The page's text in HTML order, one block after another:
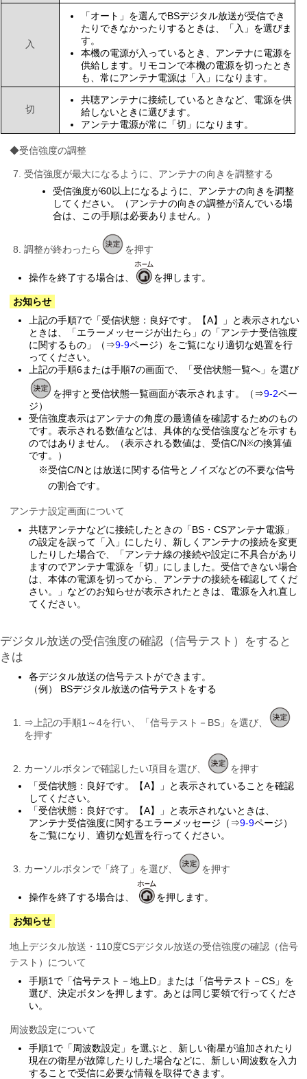
入
「オート」を選んでBSデジタル放送が受信でき
たりできなかったりするときは、「入」を選びま
す。
本機の電源が入っているとき、アンテナに電源を
供給します。リモコンで本機の電源を切ったとき
も、常にアンテナ電源は「入」になります。
切
共聴アンテナに接続しているときなど、電源を供
給しないときに選びます。
アンテナ電源が常に「切」になります。
◆受信強度の調整
受信強度が最大になるように、アンテナの向きを調整する
受信強度が60以上になるように、アンテナの向きを調整
してください。（アンテナの向きの調整が済んでいる場
合は、この手順は必要ありません。）
調整が終わったら を押す
操作を終了する場合は、 を押します。
お知らせ
上記の手順7で「受信状態：良好です。【A】」と表示されない
ときは、「エラーメッセージが出たら」の「アンテナ受信強度
に関するもの」（⇒9-9ページ）をご覧になり適切な処置を行
ってください。
上記の手順6または手順7の画面で、「受信状態一覧へ」を選び
を押すと受信状態一覧画面が表示されます。（⇒9-2ペー
ジ）
受信強度表示はアンテナの角度の最適値を確認するためのもの
です。表示される数値などは、具体的な受信強度などを示すも
のではありません。（表示される数値は、受信C/N※の換算値
です。）
※受信C/Nとは放送に関する信号とノイズなどの不要な信号
の割合です。
アンテナ設定画面について
共聴アンテナなどに接続したときの「BS・CSアンテナ電源」
の設定を誤って「入」にしたり、新しくアンテナの接続を変更
したりした場合で、「アンテナ線の接続や設定に不具合があり
ますのでアンテナ電源を「切」にしました。受信できない場合
は、本体の電源を切ってから、アンテナの接続を確認してくだ
さい。」などのお知らせが表示されたときは、電源を入れ直し
てください。
デジタル放送の受信強度の確認（信号テスト）をすると
きは
各デジタル放送の信号テストができます。
（例） BSデジタル放送の信号テストをする
⇒上記の手順1～4を行い、「信号テスト－BS」を選び、
を押す
カーソルボタンで確認したい項目を選び、
を押す
「受信状態：良好です。【A】」と表示されていることを確認
してください。
「受信状態：良好です。【A】」と表示されないときは、
アンテナ受信強度に関するエラーメッセージ（⇒9-9ページ）
をご覧になり、適切な処置を行ってください。
カーソルボタンで「終了」を選び、 を押す
操作を終了する場合は、 を押します。
お知らせ
地上デジタル放送・110度CSデジタル放送の受信強度の確認（信号
テスト）について
手順1で「信号テスト－地上D」または「信号テスト－CS」を
選び、決定ボタンを押します。あとは同じ要領で行ってくださ
い。
周波数設定について
手順1で「周波数設定」を選ぶと、新しい衛星が追加されたり
現在の衛星が故障したりした場合などに、新しい周波数を入力
することで受信に必要な情報を取得できます。